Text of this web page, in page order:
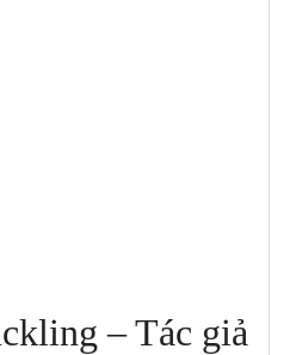
– Tác giả